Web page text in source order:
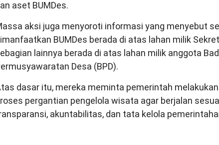
aset BUMDes.
aksi juga menyoroti informasi yang menyebut
BUMDes berada di atas lahan milik
lainnya berada di atas lahan milik anggota
Desa (BPD).
dasar itu, mereka meminta pemerintah
pergantian pengelola wisata agar berjalan
akuntabilitas, dan tata kelola